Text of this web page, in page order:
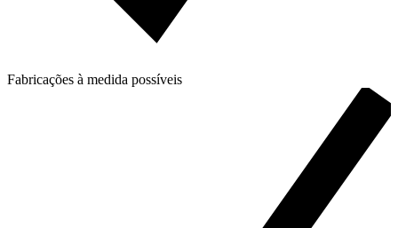
Fabricações à medida possíveis